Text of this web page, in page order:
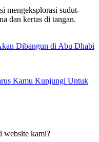
mengeksplorasi sudut-
dan kertas di tangan.
Dibangun di Abu Dhabi
Kamu Kunjungi Untuk
website kami?